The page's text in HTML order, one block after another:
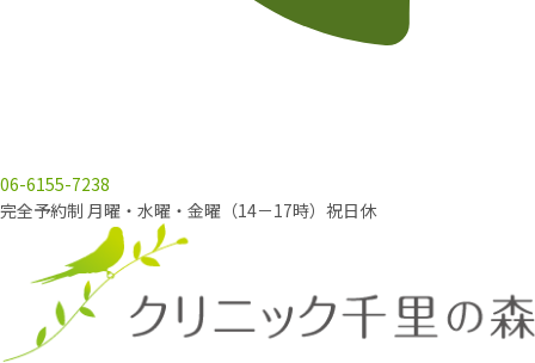
06-6155-7238
完全予約制 月曜・水曜・金曜（14－17時）祝日休